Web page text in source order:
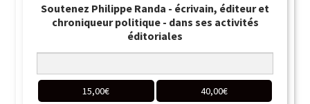
Soutenez Philippe Randa - écrivain, éditeur et
chroniqueur politique - dans ses activités
éditoriales
15,00€ 40,00€